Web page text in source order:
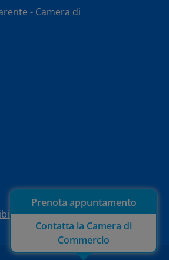
Prenota appuntamento
Contatta la Camera di
Commercio
- Camera di